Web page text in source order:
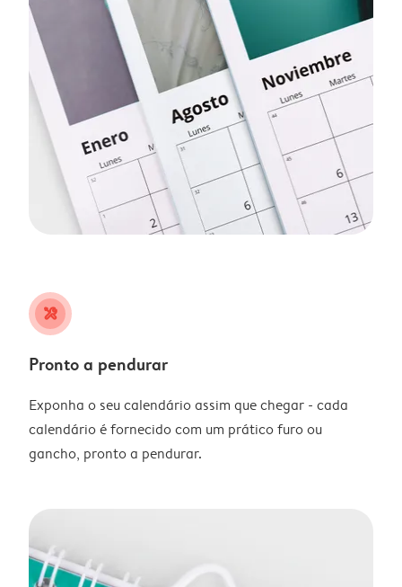
tools
Pronto a pendurar
Exponha o seu calendário assim que chegar - cada
calendário é fornecido com um prático furo ou
gancho, pronto a pendurar.